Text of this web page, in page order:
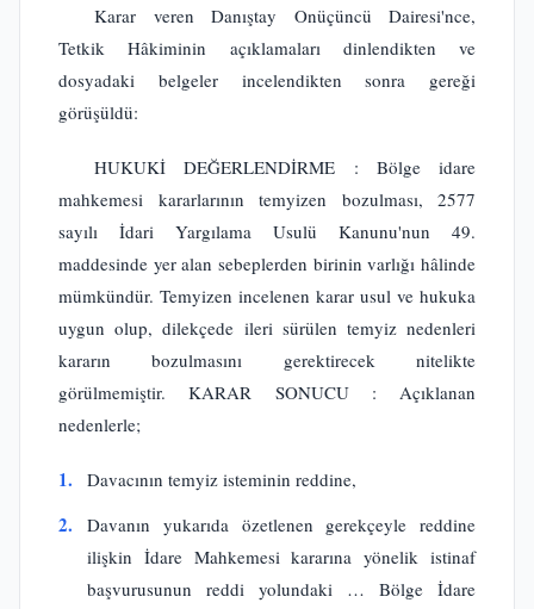
Karar veren Danıştay Onüçüncü Dairesi'nce,
Tetkik Hâkiminin açıklamaları dinlendikten ve
dosyadaki belgeler incelendikten sonra gereği
görüşüldü:
HUKUKİ DEĞERLENDİRME : Bölge idare
mahkemesi kararlarının temyizen bozulması, 2577
sayılı İdari Yargılama Usulü Kanunu'nun 49.
maddesinde yer alan sebeplerden birinin varlığı hâlinde
mümkündür. Temyizen incelenen karar usul ve hukuka
uygun olup, dilekçede ileri sürülen temyiz nedenleri
kararın bozulmasını gerektirecek nitelikte
görülmemiştir. KARAR SONUCU : Açıklanan
nedenlerle;
1. Davacının temyiz isteminin reddine,
2.
Davanın yukarıda özetlenen gerekçeyle reddine
ilişkin İdare Mahkemesi kararına yönelik istinaf
başvurusunun reddi yolundaki … Bölge İdare